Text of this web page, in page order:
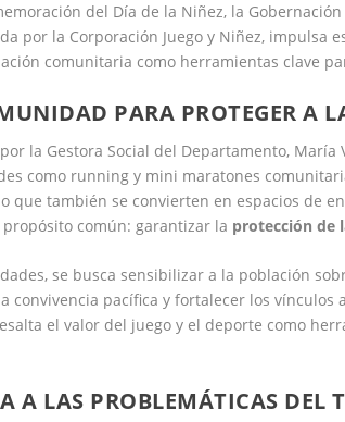
del Día de la Niñez, la
por la Corporación Juego y Niñez, impulsa
comunitaria como herramientas clave
PARA PROTEGER A
la Gestora Social del Departamento, María
como running y mini maratones
que también se convierten en espacios de
común: garantizar la protección de
se busca sensibilizar a la población
convivencia pacífica y fortalecer los vínculos
el valor del juego y el deporte como
A LAS PROBLEMÁTICAS DEL